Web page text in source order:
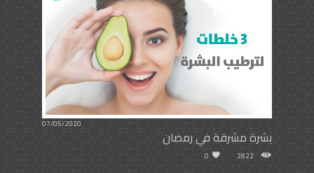
07/05/2020
بشرة مشرقة في رمضان
2822
0